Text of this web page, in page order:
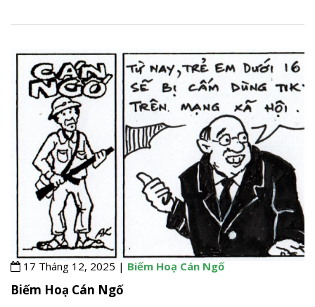
17 Tháng 12, 2025 | Biếm Hoạ Cán Ngố
Biếm Hoạ Cán Ngố